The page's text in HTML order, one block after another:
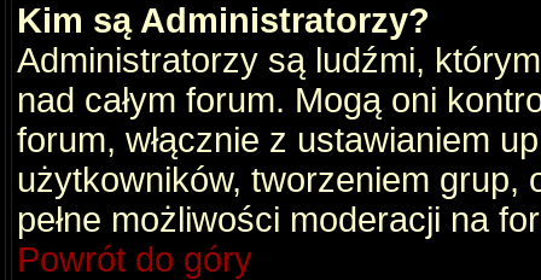
Kim są Administratorzy?
Administratorzy są ludźmi,
nad całym forum. Mogą oni
forum, włącznie z ustawianiem
użytkowników, tworzeniem grup,
pełne możliwości moderacji na
Powrót do góry